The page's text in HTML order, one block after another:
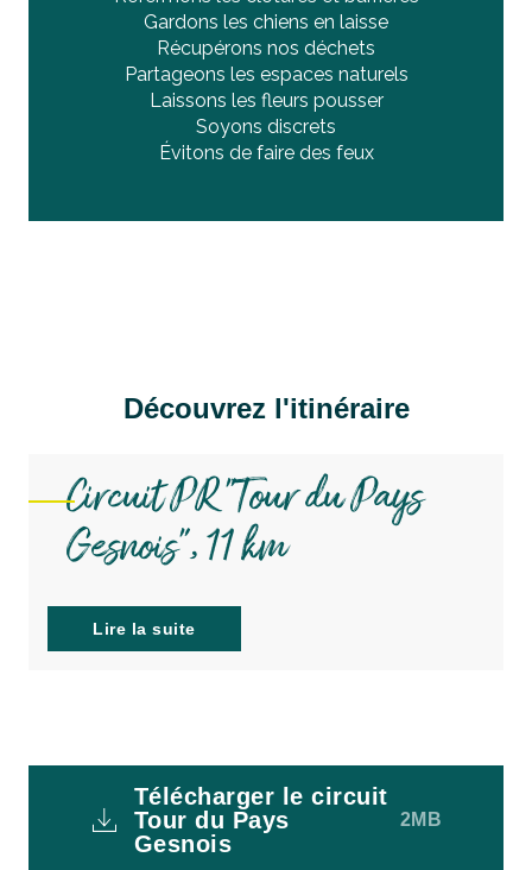
Gardons les chiens en laisse
Récupérons nos déchets
Partageons les espaces naturels
Laissons les fleurs pousser
Soyons discrets
Évitons de faire des feux
Découvrez l'itinéraire
Circuit PR "Tour du Pays
Gesnois", 11 km
Lire la suite
Télécharger le circuit
Tour du Pays
Gesnois
2MB